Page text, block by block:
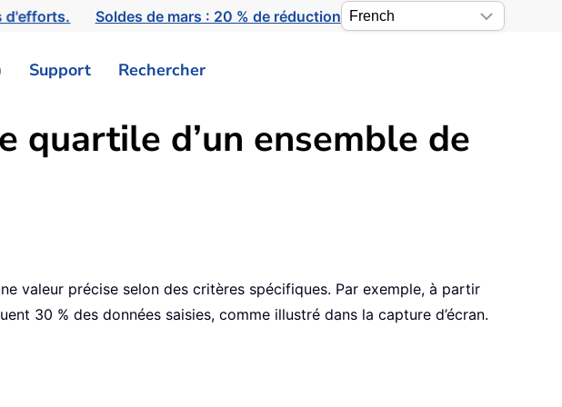
d'efforts. Soldes de mars : 20 % de réduction
Support Rechercher
quartile d’un ensemble de
valeur précise selon des critères spécifiques. Par exemple, à partir
30 % des données saisies, comme illustré dans la capture d’écran.